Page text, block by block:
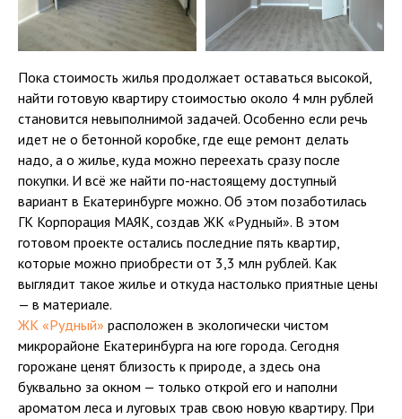
Пока стоимость жилья продолжает оставаться высокой,
найти готовую квартиру стоимостью около 4 млн рублей
становится невыполнимой задачей. Особенно если речь
идет не о бетонной коробке, где еще ремонт делать
надо, а о жилье, куда можно переехать сразу после
покупки. И всё же найти по-настоящему доступный
вариант в Екатеринбурге можно. Об этом позаботилась
ГК Корпорация МАЯК, создав ЖК «Рудный». В этом
готовом проекте остались последние пять квартир,
которые можно приобрести от 3,3 млн рублей. Как
выглядит такое жилье и откуда настолько приятные цены
— в материале.
ЖК «Рудный» расположен в экологически чистом
микрорайоне Екатеринбурга на юге города. Сегодня
горожане ценят близость к природе, а здесь она
буквально за окном — только открой его и наполни
ароматом леса и луговых трав свою новую квартиру. При